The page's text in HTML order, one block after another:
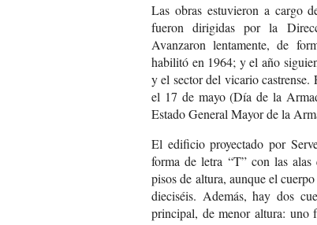
Las obras estuvieron a cargo
fueron dirigidas por la
Avanzaron lentamente, de
habilitó en 1964; y el año
y el sector del vicario
el 17 de mayo (Día de la
Estado General Mayor de la
El edificio proyectado por
forma de letra “T” con las
pisos de altura, aunque el
dieciséis. Además, hay dos
principal, de menor altura: uno